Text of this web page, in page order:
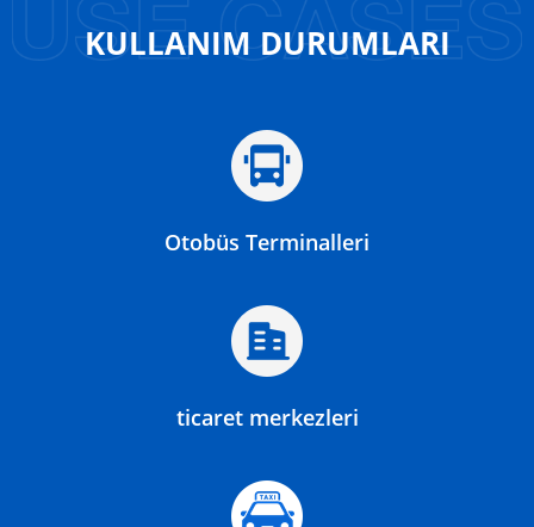
KULLANIM DURUMLARI
Otobüs Terminalleri
ticaret merkezleri